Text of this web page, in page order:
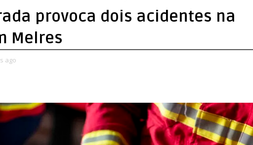
provoca dois acidentes na
Melres
ago